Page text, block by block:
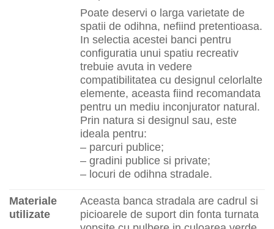
Poate deservi o larga varietate de
spatii de odihna, nefiind pretentioasa.
In selectia acestei banci pentru
configuratia unui spatiu recreativ
trebuie avuta in vedere
compatibilitatea cu designul celorlalte
elemente, aceasta fiind recomandata
pentru un mediu inconjurator natural.
Prin natura si designul sau, este
ideala pentru:
– parcuri publice;
– gradini publice si private;
– locuri de odihna stradale.
Materiale
utilizate
Aceasta banca stradala are cadrul si
picioarele de suport din fonta turnata